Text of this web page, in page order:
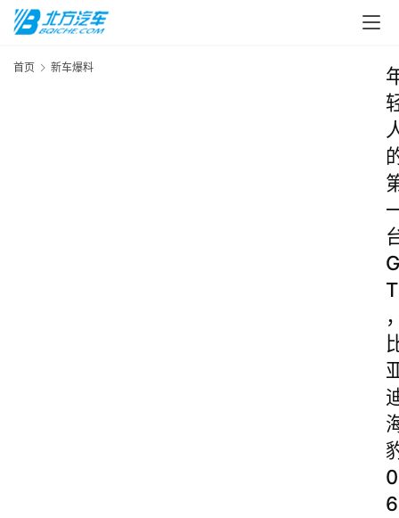
首页 新车爆料
G
T
0
6